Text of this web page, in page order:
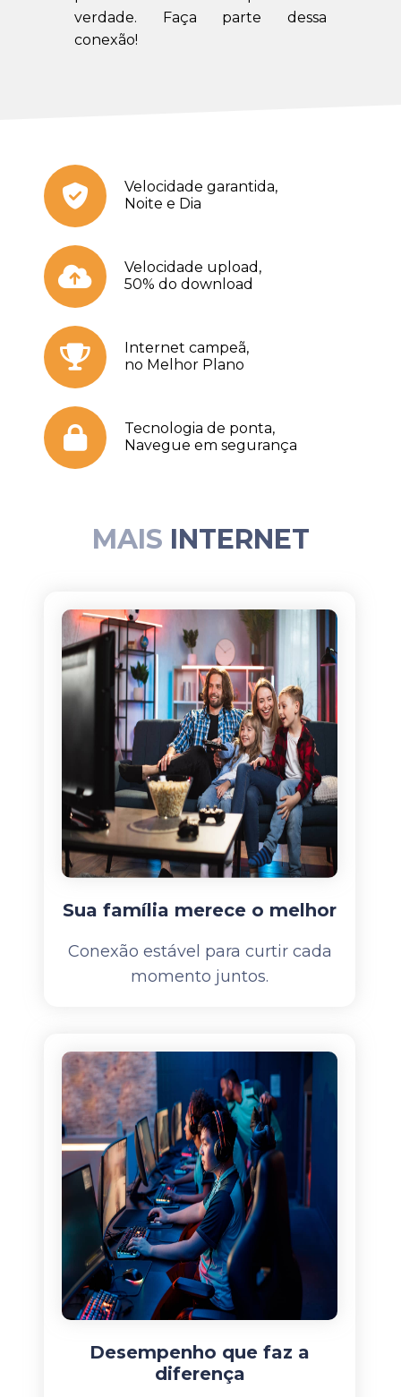
verdade. Faça parte dessa
conexão!
Velocidade garantida,
Noite e Dia
Velocidade upload,
50% do download
Internet campeã,
no Melhor Plano
Tecnologia de ponta,
Navegue em segurança
MAIS INTERNET
Sua família merece o melhor
Conexão estável para curtir cada
momento juntos.
Desempenho que faz a
diferença